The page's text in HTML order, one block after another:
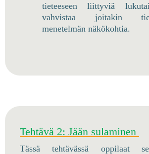
tieteeseen liittyviä
vahvistaa joitakin
menetelmän näkökohtia.
Tehtävä 2: Jään sulaminen
Tässä tehtävässä oppilaat